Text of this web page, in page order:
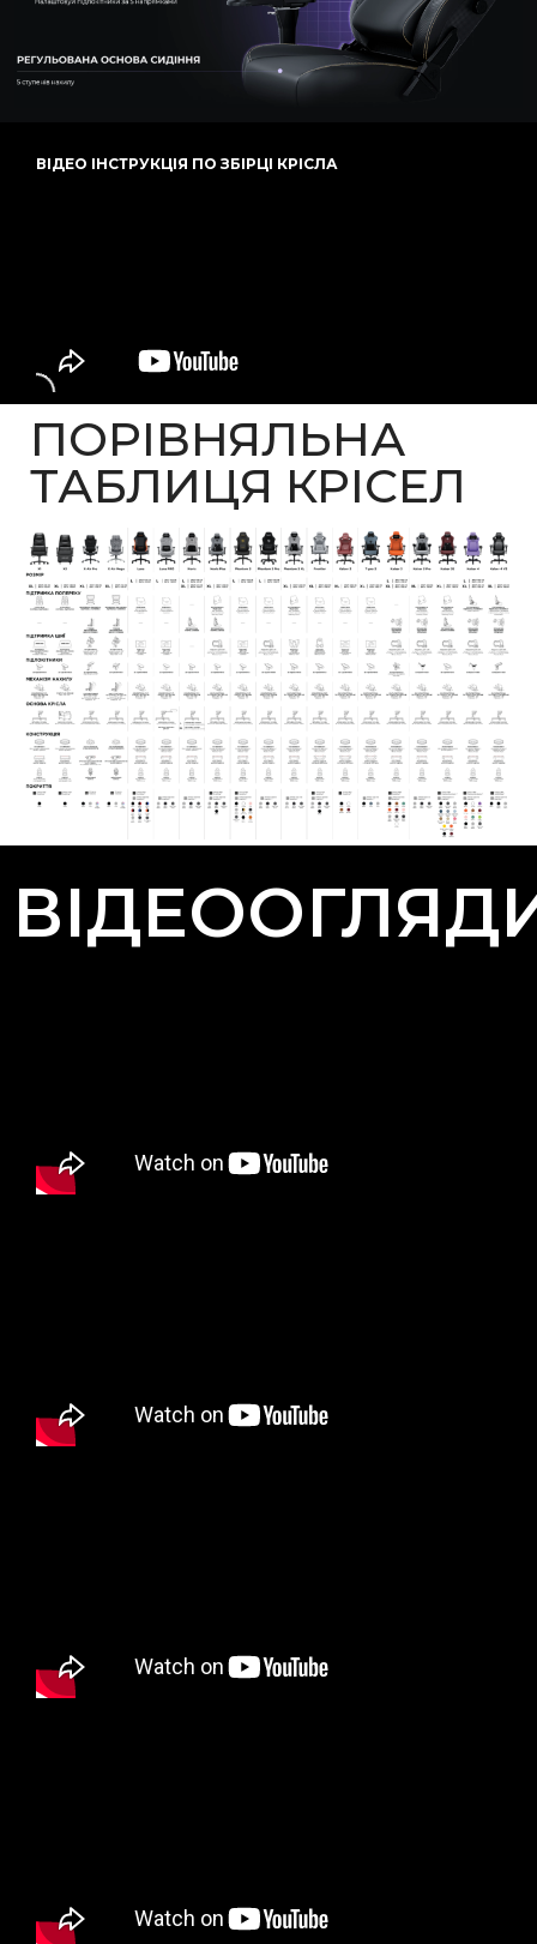
ВІДЕО ІНСТРУКЦІЯ ПО ЗБІРЦІ КРІСЛА
ПОРІВНЯЛЬНА
ТАБЛИЦЯ КРІСЕЛ